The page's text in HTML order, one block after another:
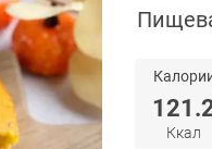
Ккал